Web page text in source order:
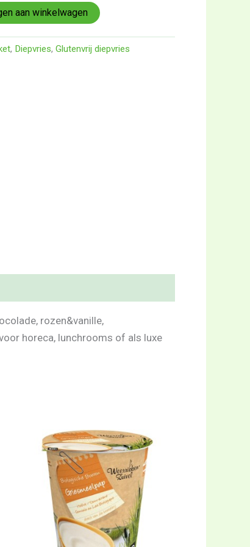
aan winkelwagen
, Diepvries, Glutenvrij diepvries
rozen&vanille,
horeca, lunchrooms of als luxe